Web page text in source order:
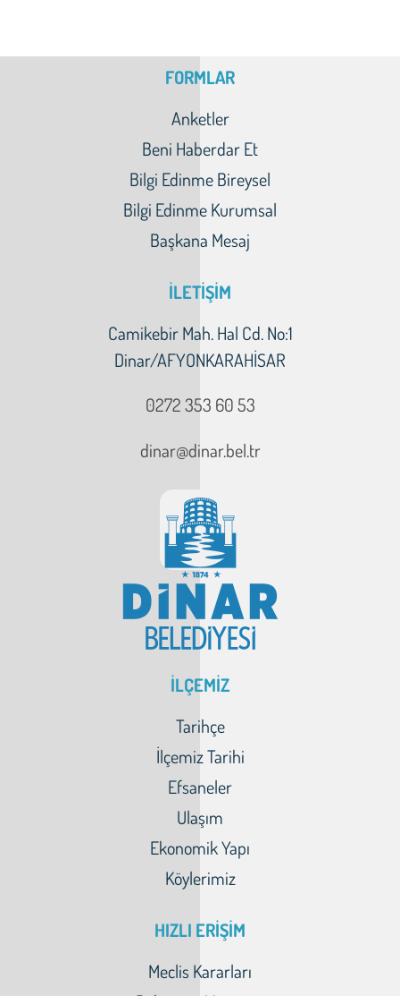
FORMLAR
Anketler
Beni Haberdar Et
Bilgi Edinme Bireysel
Bilgi Edinme Kurumsal
Başkana Mesaj
İLETİŞİM
Camikebir Mah. Hal Cd. No:1
Dinar/AFYONKARAHİSAR
0272 353 60 53
dinar@dinar.bel.tr
İLÇEMİZ
Tarihçe
İlçemiz Tarihi
Efsaneler
Ulaşım
Ekonomik Yapı
Köylerimiz
HIZLI ERİŞİM
Meclis Kararları